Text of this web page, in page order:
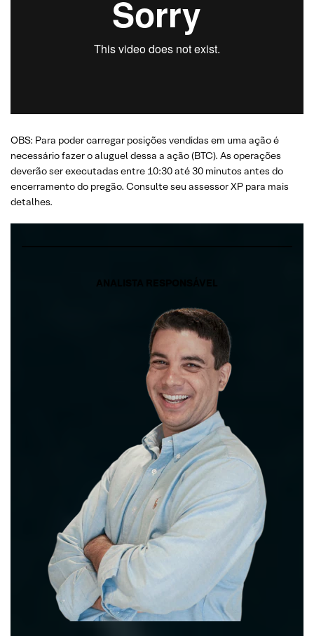
OBS: Para poder carregar posições vendidas em uma ação é
necessário fazer o aluguel dessa a ação (BTC). As operações
deverão ser executadas entre 10:30 até 30 minutos antes do
encerramento do pregão. Consulte seu assessor XP para mais
detalhes.